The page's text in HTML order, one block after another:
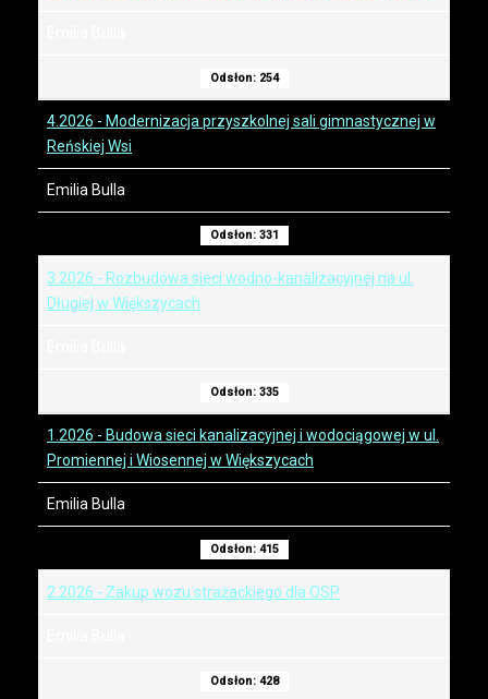
Odsłon: 254
4.2026 - Modernizacja przyszkolnej sali gimnastycznej w
Reńskiej Wsi
Emilia Bulla
Odsłon: 331
3.2026 - Rozbudowa sieci wodno-kanalizacyjnej na ul.
Długiej w Większycach
Odsłon: 335
1.2026 - Budowa sieci kanalizacyjnej i wodociągowej w ul.
Promiennej i Wiosennej w Większycach
Emilia Bulla
Odsłon: 415
2.2026 - Zakup wozu strażackiego dla OSP
Odsłon: 428